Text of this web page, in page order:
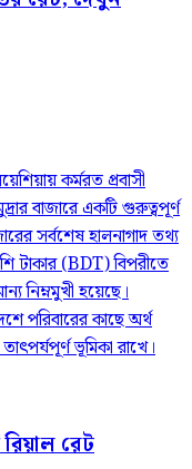
কর্মরত প্রবাসী
বাজারে একটি গুরুত্বপূর্ণ
সর্বশেষ হালনাগাদ তথ্য
টাকার (BDT) বিপরীতে
নিম্নমুখী হয়েছে।
পরিবারের কাছে অর্থ
ভূমিকা রাখে।
রেট